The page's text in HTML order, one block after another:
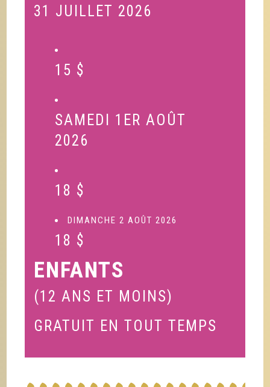
31 JUILLET 2026
15 $
SAMEDI 1ER AOÛT
2026
18 $
DIMANCHE 2 AOÛT 2026
18 $
ENFANTS
(12 ANS ET MOINS)
GRATUIT EN TOUT TEMPS